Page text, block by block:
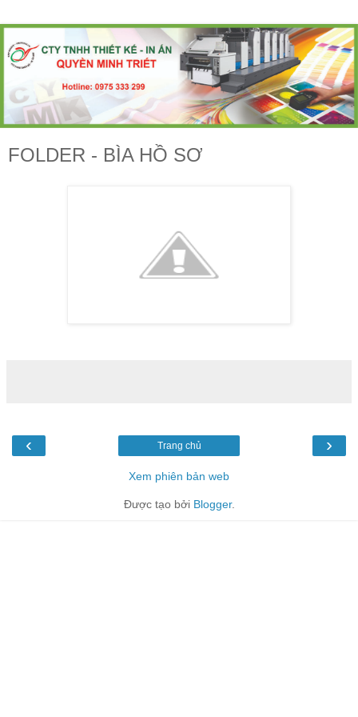
FOLDER - BÌA HỒ SƠ
‹ ›
Trang chủ
Xem phiên bản web
Được tạo bởi Blogger.